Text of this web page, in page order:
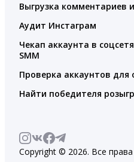
Выгрузка комментариев
Аудит Инстаграм
Чекап аккаунта в
SMM
Проверка аккаунтов для
Найти победителя
Copyright © 2026. Все